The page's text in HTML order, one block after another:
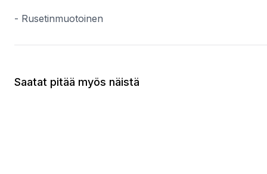
- Rusetinmuotoinen
Saatat pitää myös näistä